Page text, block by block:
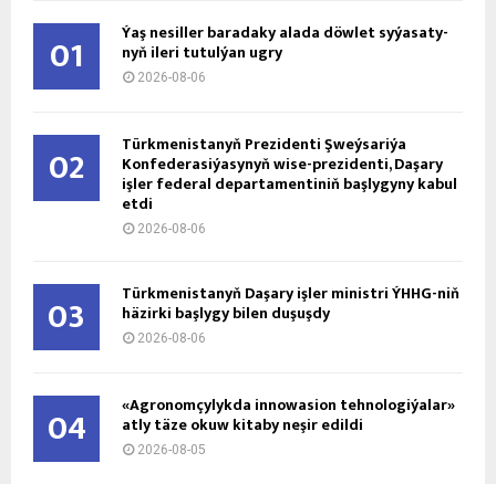
01 Ýaş ne­sil­ler ba­ra­da­ky ala­da döw­let sy­ýa­sa­ty­
nyň ile­ri tu­tul­ýan ug­ry
2026-08-06
02 Türkmenistanyň Prezidenti Şweýsariýa
Konfederasiýasynyň wise-prezidenti, Daşary
işler federal departamentiniň başlygyny kabul
etdi
2026-08-06
03 Türkmenistanyň Daşary işler ministri ÝHHG-niň
häzirki başlygy bilen duşuşdy
2026-08-06
04 «Agronomçylykda innowasion tehnologiýalar»
atly täze okuw kitaby neşir edildi
2026-08-05